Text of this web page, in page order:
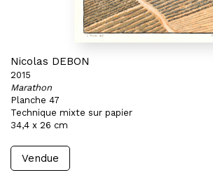
Nicolas DEBON
2015
Marathon
Planche 47
Technique mixte sur papier
34,4 x 26 cm
Vendue